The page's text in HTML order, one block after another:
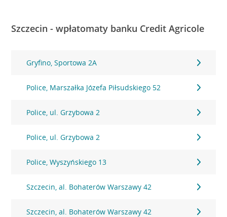
Szczecin - wpłatomaty banku Credit Agricole
Gryfino, Sportowa 2A
Police, Marszałka Józefa Piłsudskiego 52
Police, ul. Grzybowa 2
Police, ul. Grzybowa 2
Police, Wyszyńskiego 13
Szczecin, al. Bohaterów Warszawy 42
Szczecin, al. Bohaterów Warszawy 42